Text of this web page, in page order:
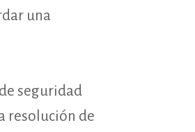
una
seguridad
resolución de